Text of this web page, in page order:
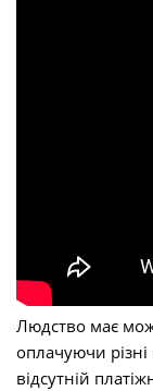
Людство має
оплачуючи
відсутній